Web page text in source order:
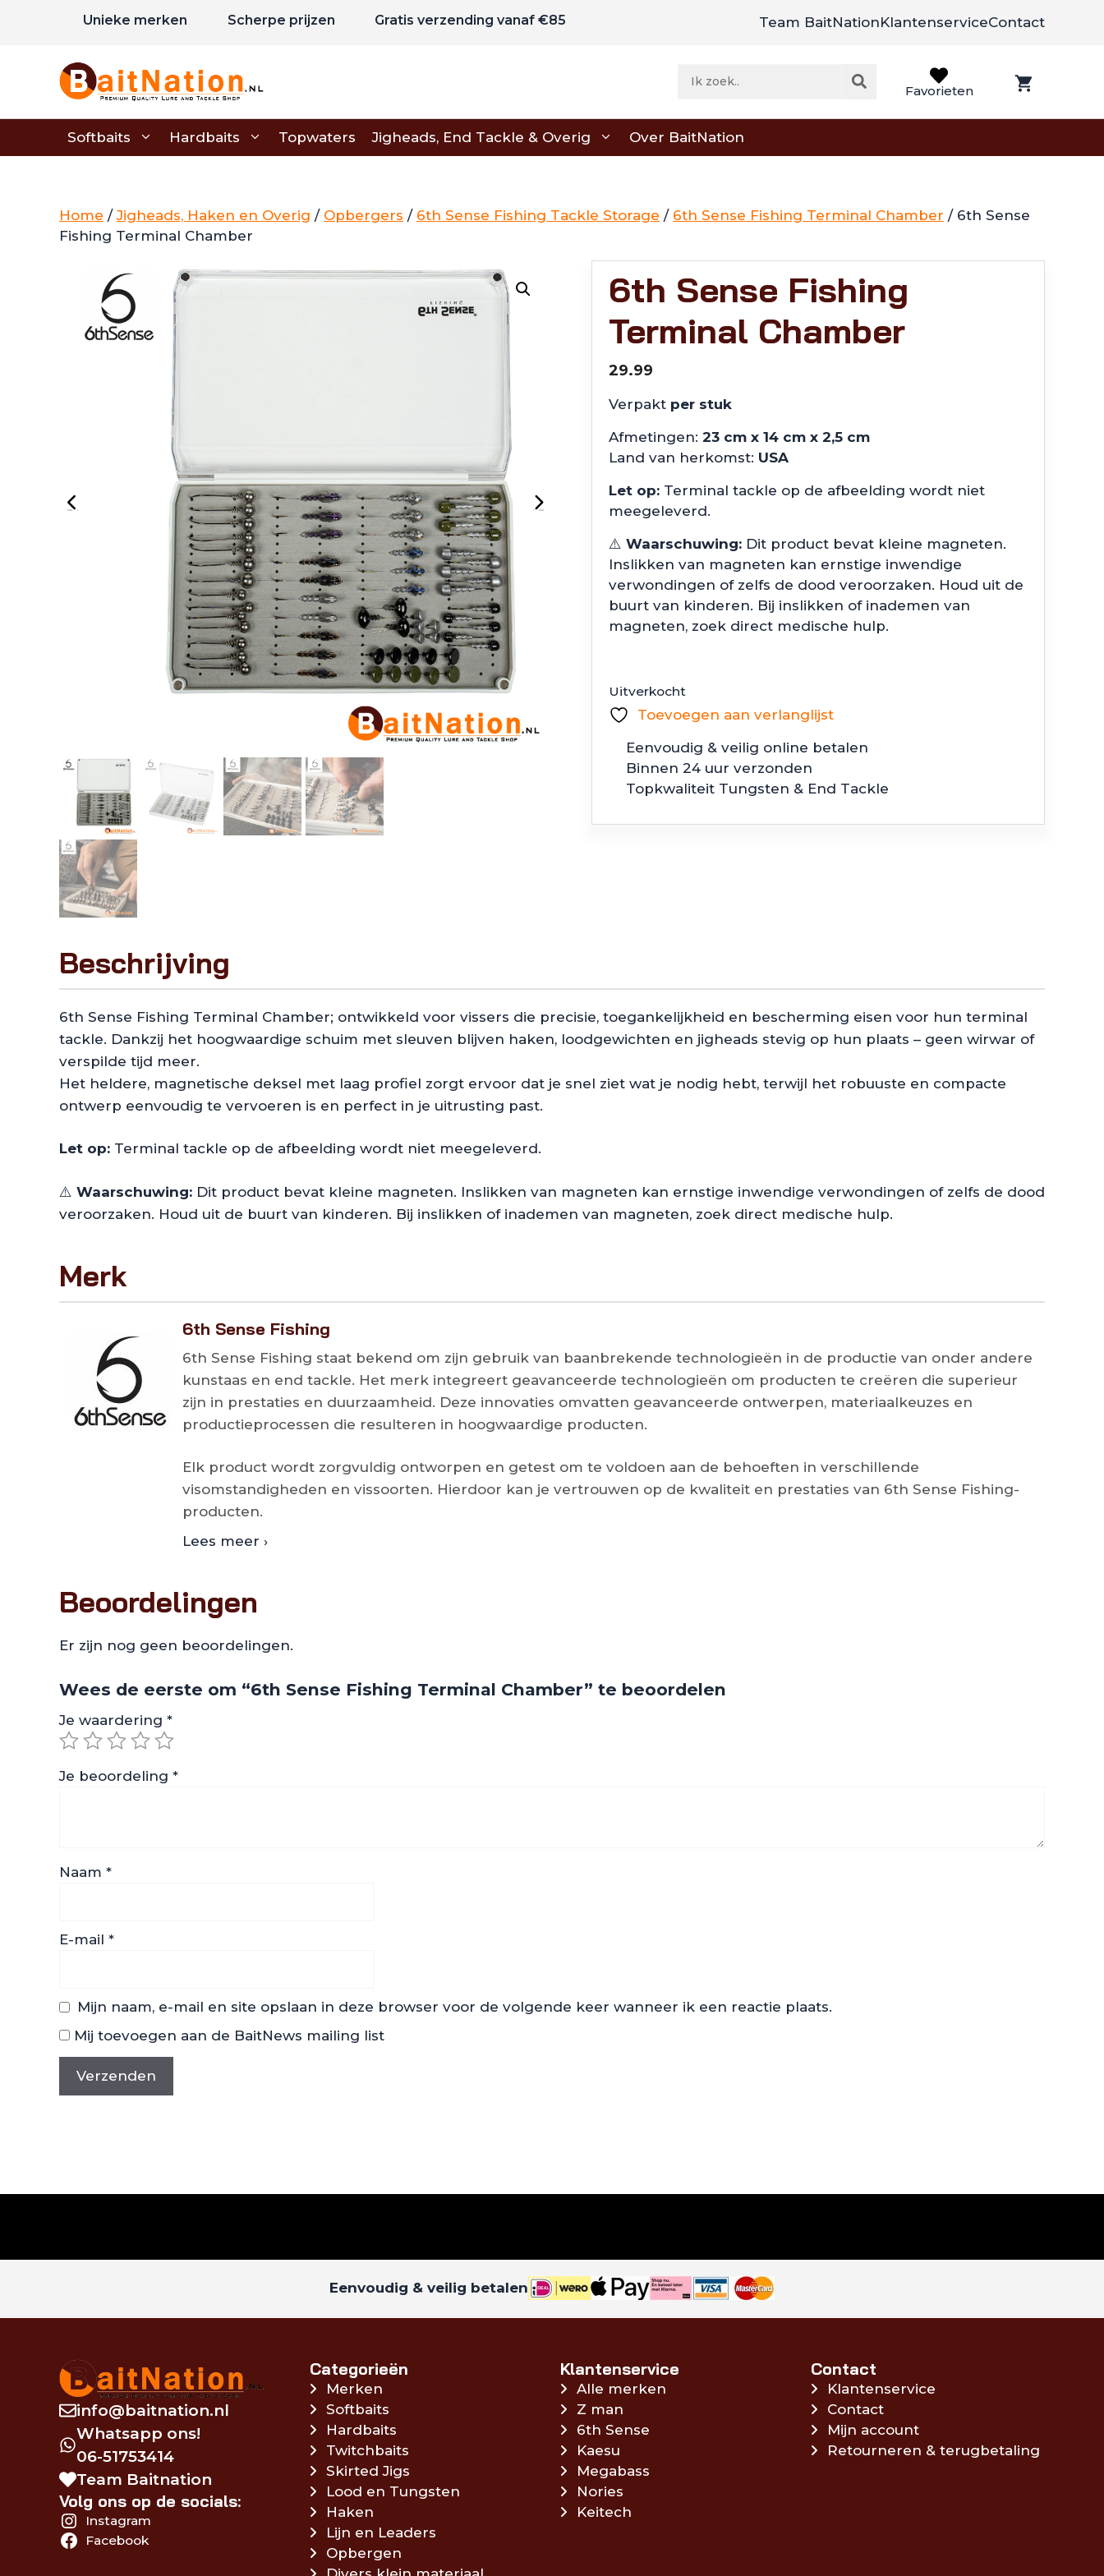
Unieke merken Scherpe prijzen Gratis verzending vanaf €85 Team BaitNationKlantenserviceContact
Favorieten
Softbaits Hardbaits Topwaters Jigheads, End Tackle & Overig Over BaitNation
Home /Jigheads, Haken en Overig / Opbergers / 6th Sense Fishing Tackle Storage / 6th Sense Fishing Terminal Chamber / 6th Sense
Fishing Terminal Chamber
6th Sense Fishing
Terminal Chamber
29.99
Verpakt per stuk
Afmetingen: 23 cm x 14 cm x 2,5 cm
Land van herkomst: USA
Let op: Terminal tackle op de afbeelding wordt niet
meegeleverd.
⚠️ Waarschuwing: Dit product bevat kleine magneten.
Inslikken van magneten kan ernstige inwendige
verwondingen of zelfs de dood veroorzaken. Houd uit de
buurt van kinderen. Bij inslikken of inademen van
magneten, zoek direct medische hulp.
Uitverkocht
Toevoegen aan verlanglijst
Eenvoudig & veilig online betalen
Binnen 24 uur verzonden
Topkwaliteit Tungsten & End Tackle
Beschrijving
6th Sense Fishing Terminal Chamber; ontwikkeld voor vissers die precisie, toegankelijkheid en bescherming eisen voor hun terminal
tackle. Dankzij het hoogwaardige schuim met sleuven blijven haken, loodgewichten en jigheads stevig op hun plaats – geen wirwar of
verspilde tijd meer.
Het heldere, magnetische deksel met laag profiel zorgt ervoor dat je snel ziet wat je nodig hebt, terwijl het robuuste en compacte
ontwerp eenvoudig te vervoeren is en perfect in je uitrusting past.
Let op: Terminal tackle op de afbeelding wordt niet meegeleverd.
⚠️ Waarschuwing: Dit product bevat kleine magneten. Inslikken van magneten kan ernstige inwendige verwondingen of zelfs de dood
veroorzaken. Houd uit de buurt van kinderen. Bij inslikken of inademen van magneten, zoek direct medische hulp.
Merk
6th Sense Fishing
6th Sense Fishing staat bekend om zijn gebruik van baanbrekende technologieën in de productie van onder andere
kunstaas en end tackle. Het merk integreert geavanceerde technologieën om producten te creëren die superieur
zijn in prestaties en duurzaamheid. Deze innovaties omvatten geavanceerde ontwerpen, materiaalkeuzes en
productieprocessen die resulteren in hoogwaardige producten.
Elk product wordt zorgvuldig ontworpen en getest om te voldoen aan de behoeften in verschillende
visomstandigheden en vissoorten. Hierdoor kan je vertrouwen op de kwaliteit en prestaties van 6th Sense Fishing-
producten.
Lees meer ›
Beoordelingen
Er zijn nog geen beoordelingen.
Wees de eerste om “6th Sense Fishing Terminal Chamber” te beoordelen
Je waardering *
Je beoordeling *
Naam *
E-mail *
Mijn naam, e-mail en site opslaan in deze browser voor de volgende keer wanneer ik een reactie plaats.
Mij toevoegen aan de BaitNews mailing list
Eenvoudig & veilig betalen
info@baitnation.nl
Whatsapp ons!
06-51753414
Team Baitnation
Volg ons op de socials:
Instagram
Facebook
Categorieën
Merken
Softbaits
Hardbaits
Twitchbaits
Skirted Jigs
Lood en Tungsten
Haken
Lijn en Leaders
Opbergen
Klantenservice
Alle merken
Z man
6th Sense
Kaesu
Megabass
Nories
Keitech
Contact
Klantenservice
Contact
Mijn account
Retourneren & terugbetaling